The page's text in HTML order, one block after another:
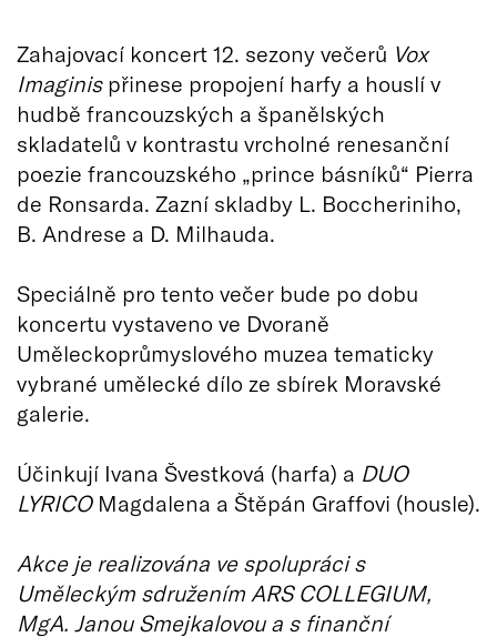
Zahajovací koncert 12. sezony večerů Vox
Imaginispřinese propojení harfy a houslí v
hudbě francouzských a španělských
skladatelů v kontrastu vrcholné renesanční
poezie francouzského „prince básníků“ Pierra
de Ronsarda. Zazní skladby L. Boccheriniho,
B. Andrese a D. Milhauda.
Speciálně pro tento večer bude po dobu
koncertu vystaveno ve Dvoraně
Uměleckoprůmyslového muzea tematicky
vybrané umělecké dílo ze sbírek Moravské
galerie.
Účinkují Ivana Švestková (harfa) a DUO
LYRICOMagdalena a Štěpán Graffovi (housle).
Akce je realizována ve spolupráci s
Uměleckým sdružením ARS COLLEGIUM,
MgA. Janou Smejkalovou a s finanční